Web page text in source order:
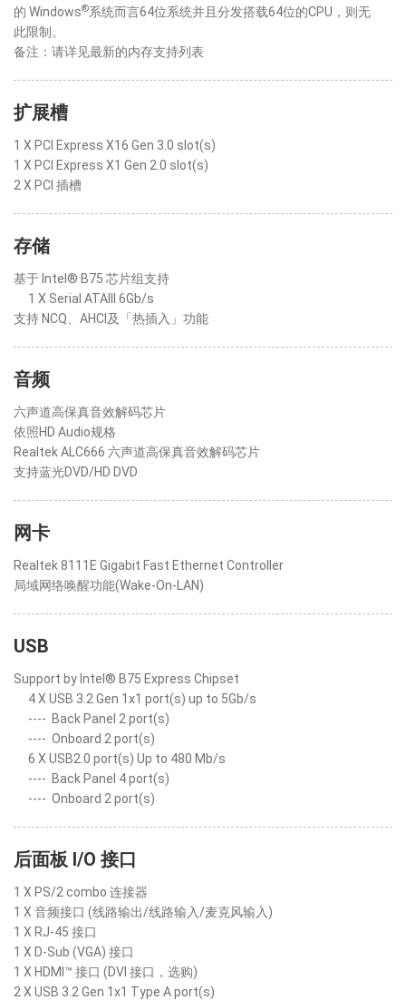
的 Windows®系统而言64位系统并且分发搭载64位的CPU，则无
此限制。
备注：请详见最新的内存支持列表
扩展槽
1 X PCI Express X16 Gen 3.0 slot(s)
1 X PCI Express X1 Gen 2.0 slot(s)
2 X PCI 插槽
存储
基于 Intel® B75 芯片组支持
1 X Serial ATAIII 6Gb/s
支持 NCQ、AHCI及「热插入」功能
音频
六声道高保真音效解码芯片
依照HD Audio规格
Realtek ALC666 六声道高保真音效解码芯片
支持蓝光DVD/HD DVD
网卡
Realtek 8111E Gigabit Fast Ethernet Controller
局域网络唤醒功能(Wake-On-LAN)
USB
Support by Intel® B75 Express Chipset
4 X USB 3.2 Gen 1x1 port(s) up to 5Gb/s
---- Back Panel 2 port(s)
---- Onboard 2 port(s)
6 X USB2.0 port(s) Up to 480 Mb/s
---- Back Panel 4 port(s)
---- Onboard 2 port(s)
后面板 I/O 接口
1 X PS/2 combo 连接器
1 X 音频接口 (线路输出/线路输入/麦克风输入)
1 X RJ-45 接口
1 X D-Sub (VGA) 接口
1 X HDMI™ 接口 (DVI 接口，选购)
2 X USB 3.2 Gen 1x1 Type A port(s)